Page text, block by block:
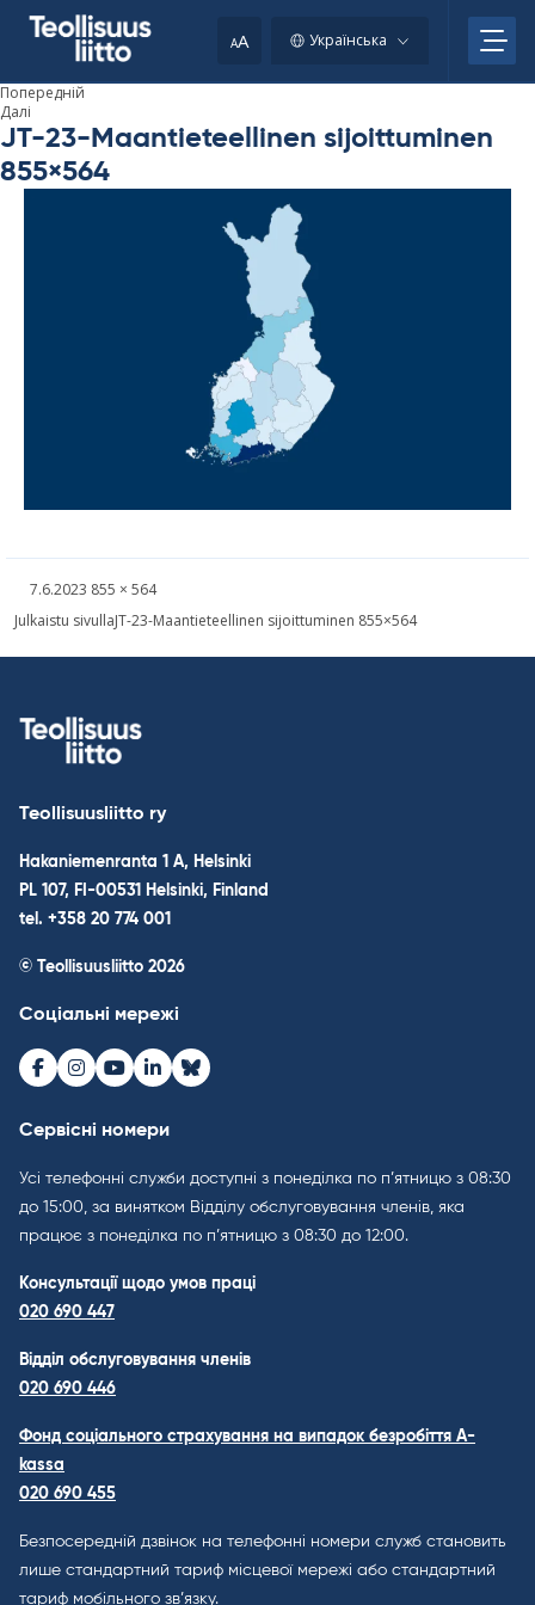
AA Українська
Попередній
Далі
JT-23-Maantieteellinen sijoittuminen
855×564
Kirjoitettu
7.6.2023 Täysikokoinen
855 × 564
Post
Julkaistu sivullaJT-23-Maantieteellinen sijoittuminen 855×564
Teollisuusliitto ry
Hakaniemenranta 1 A, Helsinki
PL 107, FI-00531 Helsinki, Finland
tel. +358 20 774 001
© Teollisuusliitto 2026
Соціальні мережі
Facebook
Instagram
Youtube
LinkedInBluesky
Сервісні номери
Усі телефонні служби доступні з понеділка по п’ятницю з 08:30
до 15:00, за винятком Відділу обслуговування членів, яка
працює з понеділка по п’ятницю з 08:30 до 12:00.
Консультації щодо умов праці
020 690 447
Відділ обслуговування членів
020 690 446
Фонд соціального страхування на випадок безробіття A-
kassa
020 690 455
Безпосередній дзвінок на телефонні номери служб становить
лише стандартний тариф місцевої мережі або стандартний
тариф мобільного зв’язку.